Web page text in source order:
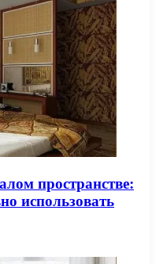
пространстве:
использовать